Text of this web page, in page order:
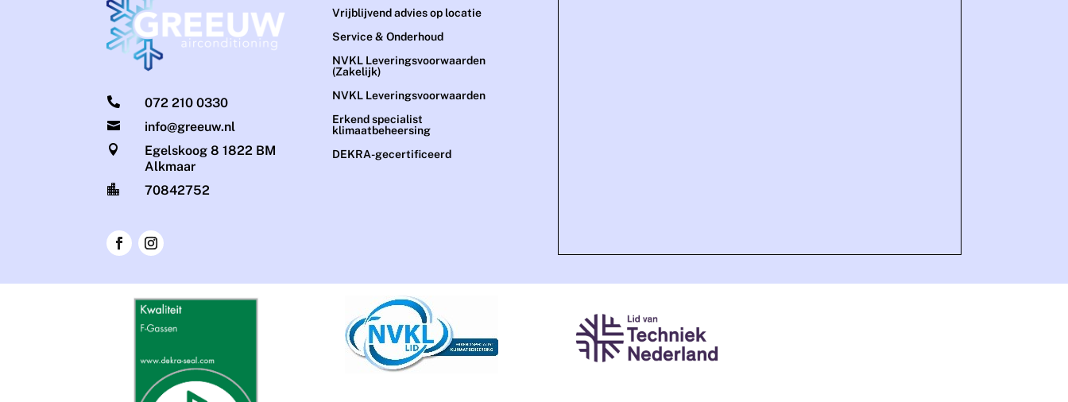
 072 210 0330
 info@greeuw.nl

Egelskoog 8 1822 BM
Alkmaar
 70842752
Vrijblijvend advies op locatie
Service & Onderhoud
NVKL Leveringsvoorwaarden
(Zakelijk)
NVKL Leveringsvoorwaarden
Erkend specialist
klimaatbeheersing
DEKRA-gecertificeerd